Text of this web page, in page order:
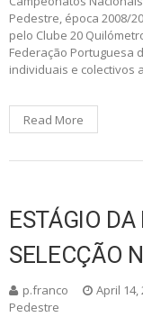
Pedestre, época 2008/
pelo Clube 20
Federação Portuguesa
individuais e colectivos
Read More
ESTÁGIO
SELECÇÃO
p.franco April 14,
Pedestre